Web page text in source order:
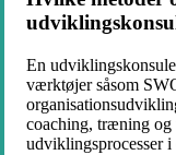
En
værktøjer såsom
coaching, træning og
udviklingsprocesser i